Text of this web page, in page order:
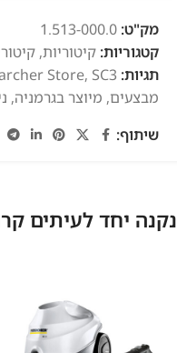
מק"ט: 1.513-000.0
קטגוריות: קיטוריות,
תגיות:
Store, SC3
מבצעים, מיוצר בגרמניה,
שיתוף:
נקנה יחד לעיתים